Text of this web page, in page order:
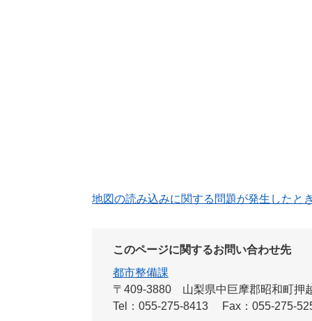
地図の読み込みに関する問題が発生したと
このページに関するお問い合わせ先
都市整備課
〒409-3880
山梨県中巨摩郡昭和町押
Tel：055-275-8413
Fax：055-275-